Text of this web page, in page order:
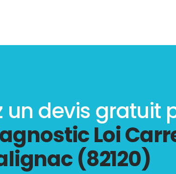
un devis gratuit
Loi
(82120)